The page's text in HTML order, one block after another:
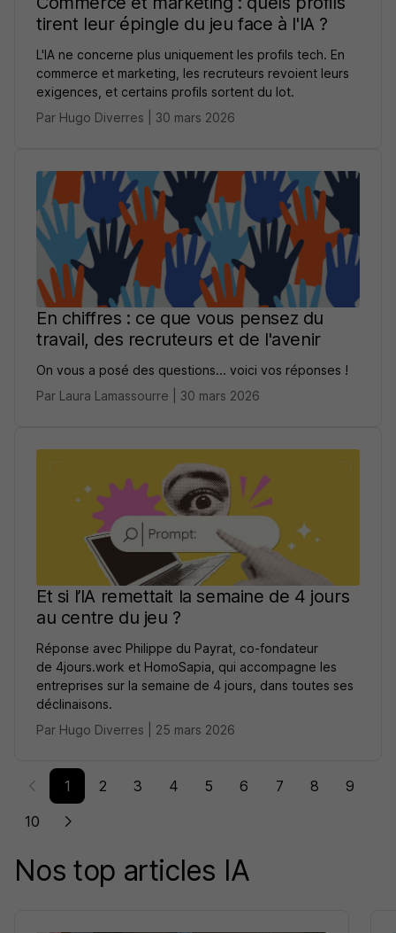
tirent leur épingle du jeu face à l'IA ?
L'IA ne concerne plus uniquement les profils tech. En
commerce et marketing, les recruteurs revoient leurs
exigences, et certains profils sortent du lot.
Par Hugo Diverres | 30 mars 2026
En chiffres : ce que vous pensez du
travail, des recruteurs et de l'avenir
On vous a posé des questions... voici vos réponses !
Par Laura Lamassourre | 30 mars 2026
Et si l’IA remettait la semaine de 4 jours
au centre du jeu ?
Réponse avec Philippe du Payrat, co-fondateur
de 4jours.work et HomoSapia, qui accompagne les
entreprises sur la semaine de 4 jours, dans toutes ses
déclinaisons.
Par Hugo Diverres | 25 mars 2026
1 2 3 4 5 6 7 8
9
10
Nos top articles IA